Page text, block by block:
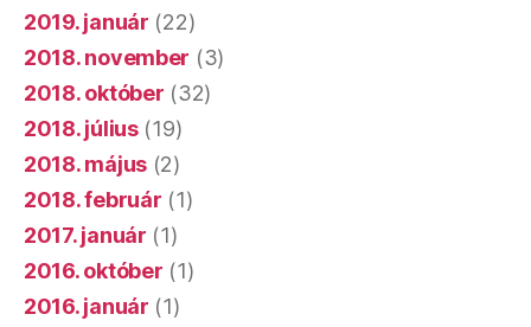
2019. január (22)
2018. november (3)
2018. október (32)
2018. július(19)
2018. május (2)
2018. február (1)
2017. január (1)
2016. október (1)
2016. január (1)